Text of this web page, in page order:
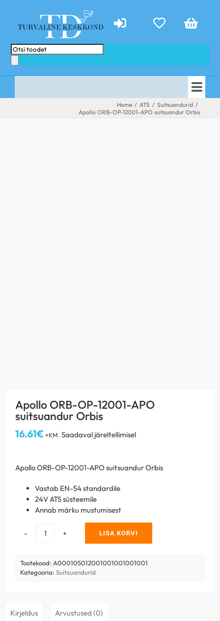
content
Products
search
Home / ATS / Suitsuandurid /
Apollo ORB-OP-12001-APO suitsuandur Orbis
Apollo ORB-OP-12001-APO
suitsuandur Orbis
16.61€+KM Saadaval järeltellimisel
Apollo ORB-OP-12001-APO suitsuandur Orbis
Vastab EN-54 standardile
24V ATS süsteemile
Annab märku mustumisest
Apollo
OP-
12001-
kogus
LISA KORVI
Tootekood: A000105012001001001001001
Kategooria: Suitsuandurid
Kirjeldus Arvustused (0)